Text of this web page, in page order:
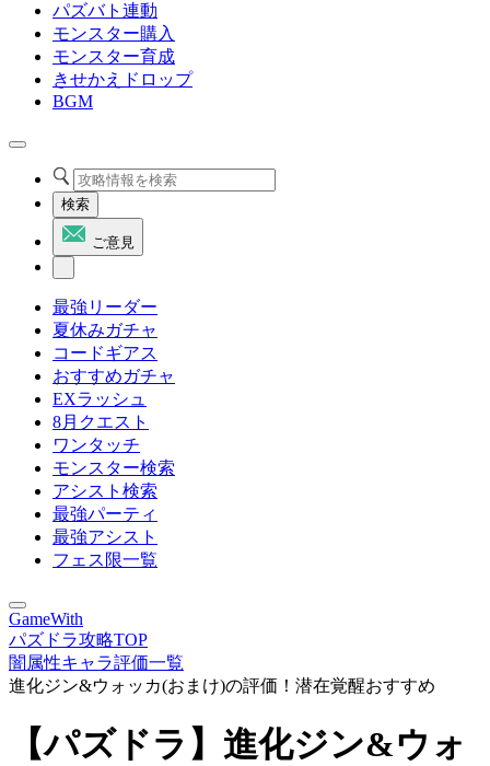
パズバト連動
モンスター購入
モンスター育成
きせかえドロップ
BGM
検索
ご意見
最強リーダー
夏休みガチャ
コードギアス
おすすめガチャ
EXラッシュ
8月クエスト
ワンタッチ
モンスター検索
アシスト検索
最強パーティ
最強アシスト
フェス限一覧
GameWith
パズドラ攻略TOP
闇属性キャラ評価一覧
進化ジン&ウォッカ(おまけ)の評価！潜在覚醒おすすめ
【パズドラ】進化ジン&ウォ